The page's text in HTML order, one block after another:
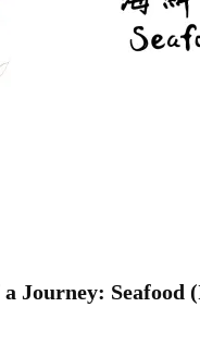
Journey: Seafood